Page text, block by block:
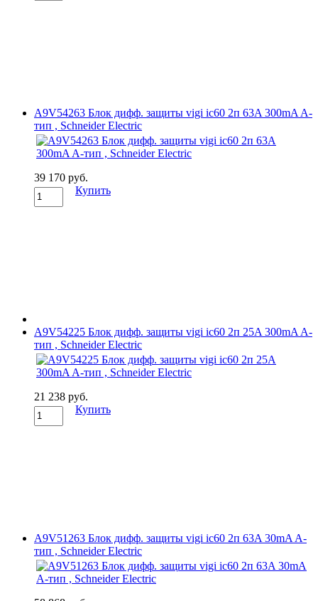
A9V54263 Блок дифф. защиты vigi ic60 2п 63A 300mA A-
тип , Schneider Electric
39 170 руб.
Купить
A9V54225 Блок дифф. защиты vigi ic60 2п 25A 300mA A-
тип , Schneider Electric
21 238 руб.
Купить
A9V51263 Блок дифф. защиты vigi ic60 2п 63A 30mA A-
тип , Schneider Electric